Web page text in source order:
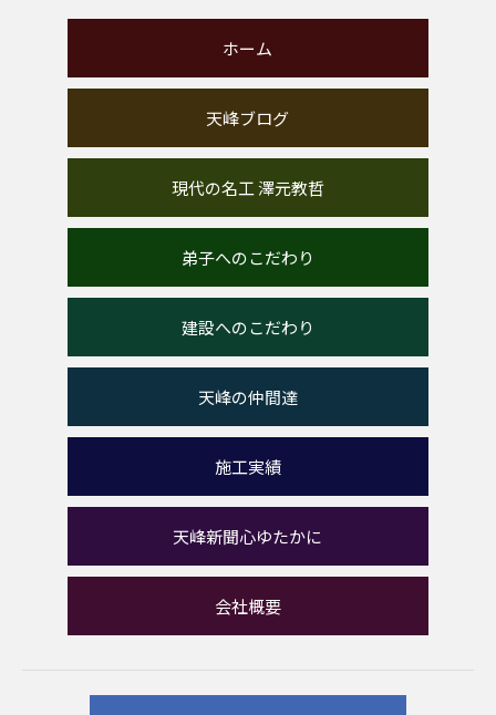
ホーム
天峰ブログ
現代の名工 澤元教哲
弟子へのこだわり
建設へのこだわり
天峰の仲間達
施工実績
天峰新聞心ゆたかに
会社概要